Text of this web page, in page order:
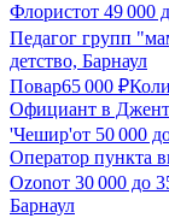
Флористот 49 000
Педагог групп
детство, Барнаул
Повар65 000 ₽
Официант в
'Чешир'от 50 000
Оператор пункта
Ozonот 30 000 до
Барнаул